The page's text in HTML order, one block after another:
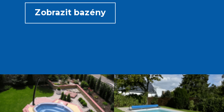
Zobrazit bazény